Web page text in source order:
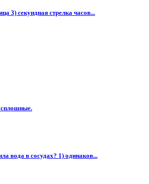
3) секундная стрелка часов...
сплошные.
вода в сосудах? 1) одинаков...